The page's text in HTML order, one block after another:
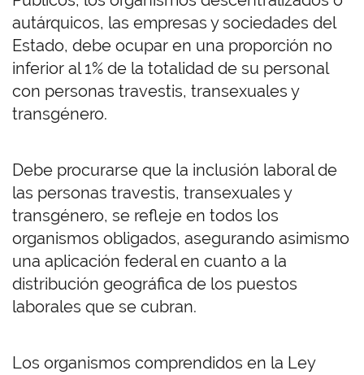
autárquicos, las empresas y sociedades del
Estado, debe ocupar en una proporción no
inferior al 1% de la totalidad de su personal
con personas travestis, transexuales y
transgénero.
Debe procurarse que la inclusión laboral de
las personas travestis, transexuales y
transgénero, se refleje en todos los
organismos obligados, asegurando asimismo
una aplicación federal en cuanto a la
distribución geográfica de los puestos
laborales que se cubran.
Los organismos comprendidos en la Ley